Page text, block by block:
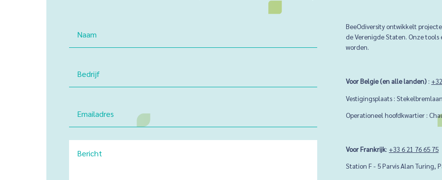
BeeOdiversity ontwikkelt
de Verenigde Staten. Onze
worden.
Voor Belgie (en alle landen) :
Vestigingsplaats :
Operationeel hoofdkwartier :
Voor Frankrijk: +33 6 21 76 65 75
Station F - 5 Parvis Alan Turing,